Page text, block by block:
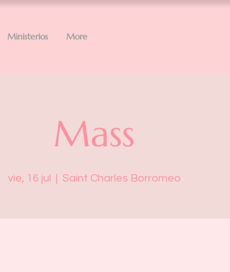
Ministerios More
Mass
vie, 16 jul
  |
Saint Charles Borromeo